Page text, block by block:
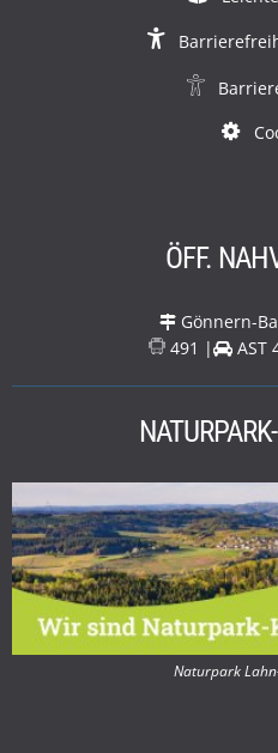
ÖFF.
Gönnern-
491 |
AST
Naturpark